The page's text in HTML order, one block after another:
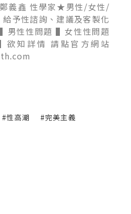
義鑫 性學家★男性/女性/
予性諮詢、建議及客製化
男性性問題 ▌女性性問題
知詳情 請點官方網站
#性高潮 #完美主義